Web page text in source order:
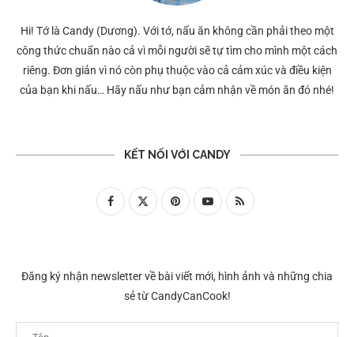
Hi! Tớ là Candy (Dương). Với tớ, nấu ăn không cần phải theo một
công thức chuẩn nào cả vì mỗi người sẽ tự tìm cho mình một cách
riêng. Đơn giản vì nó còn phụ thuộc vào cả cảm xúc và điều kiện
của bạn khi nấu… Hãy nấu như bạn cảm nhận về món ăn đó nhé!
KẾT NỐI VỚI CANDY
Đăng ký nhận newsletter về bài viết mới, hình ảnh và những chia
sẻ từ CandyCanCook!